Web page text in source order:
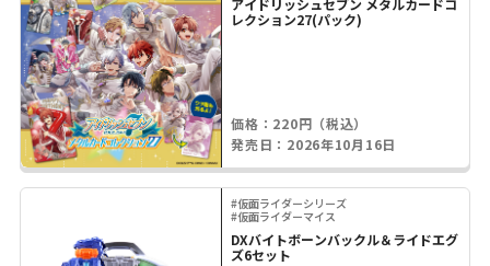
アイドリッシュセブン メタルカードコ
レクション27(パック)
価格：220円（税込）
発売日：2026年10月16日
#仮面ライダーシリーズ
#仮面ライダーマイス
DXバイトボーンバックル＆ライドエグ
ズ6セット